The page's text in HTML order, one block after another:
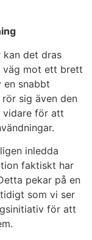
kan det dras
väg mot ett brett
en snabbt
sig även den
vidare för att
inledda
faktiskt har
pekar på en
som vi ser
för att